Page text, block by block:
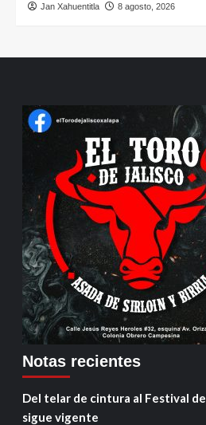
Jan Xahuentitla 8 agosto, 2026
Notas recientes
Del telar de cintura al Festival
sigue vigente